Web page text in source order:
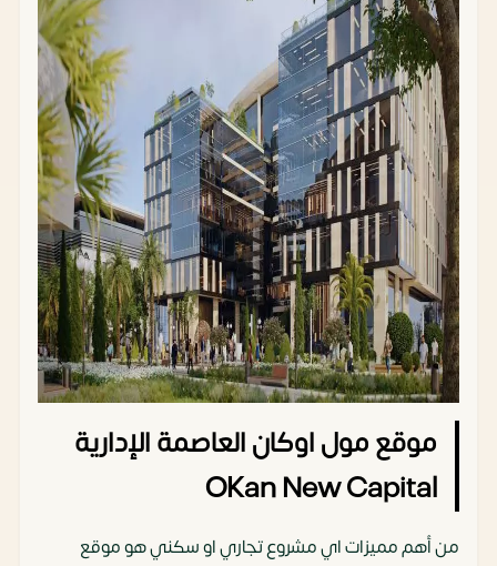
موقع مول اوكان العاصمة الإدارية
OKan New Capital
من أهم مميزات اي مشروع تجاري او سكني هو موقع